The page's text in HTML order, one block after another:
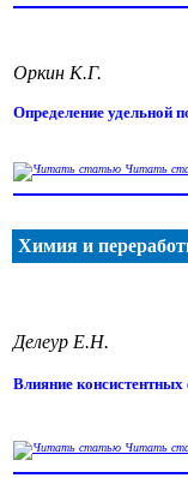
Оркин К.Г.
Определение удельной
Читать
Химия и
Делеур Е.Н.
Влияние
Читать